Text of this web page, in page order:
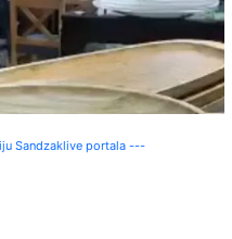
Sandzaklive portala ---